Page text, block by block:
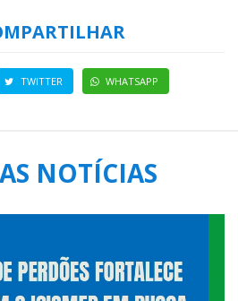
TWITTER WHATSAPP
NOTÍCIAS